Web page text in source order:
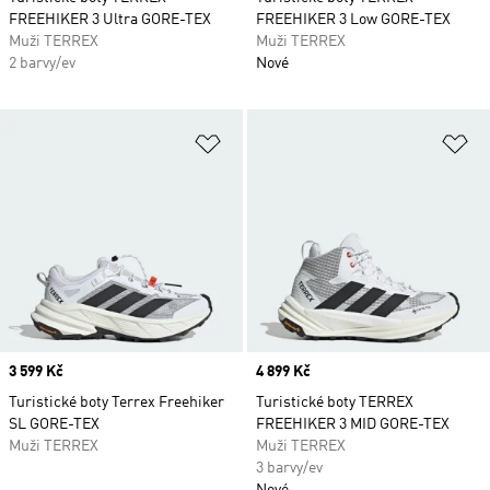
FREEHIKER 3 Ultra GORE-TEX
Muži TERREX
2 barvy/ev
FREEHIKER 3 Low GORE-TEX
Muži TERREX
Nové
Price
3 599 Kč
Turistické boty Terrex Freehiker
SL GORE-TEX
Muži TERREX
Price
4 899 Kč
Turistické boty TERREX
FREEHIKER 3 MID GORE-TEX
Muži TERREX
3 barvy/ev